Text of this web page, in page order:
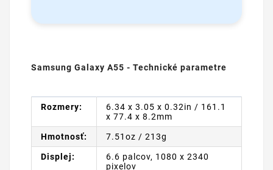
Samsung Galaxy A55 - Technické parametre
Rozmery:
6.34 x 3.05 x 0.32in / 161.1
x 77.4 x 8.2mm
Hmotnosť: 7.51oz / 213g
Displej:
6.6 palcov, 1080 x 2340
pixelov